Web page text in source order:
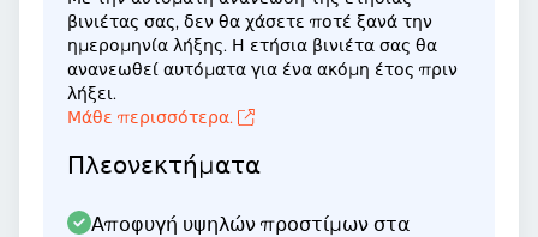
βινιέτας σας, δεν θα χάσετε ποτέ ξανά την
ημερομηνία λήξης. Η ετήσια βινιέτα σας θα
ανανεωθεί αυτόματα για ένα ακόμη έτος πριν
λήξει.
Μάθε περισσότερα.
Πλεονεκτήματα
Αποφυγή υψηλών προστίμων στα